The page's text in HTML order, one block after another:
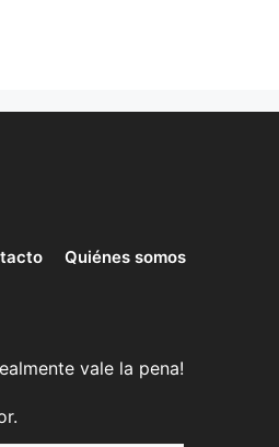
Quiénes somos
vale la pena!